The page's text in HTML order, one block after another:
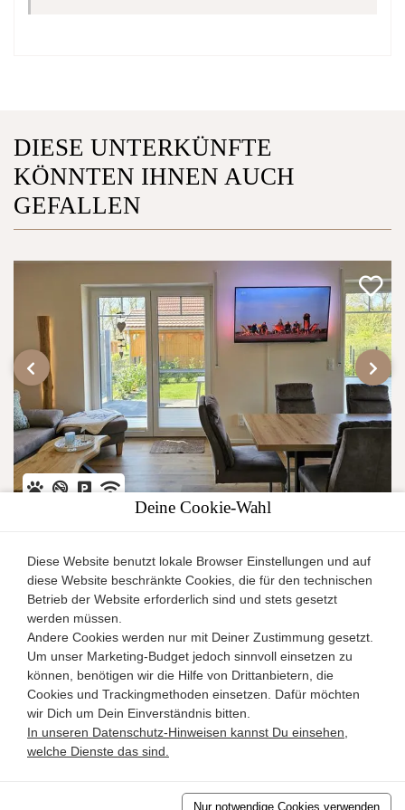
DIESE UNTERKÜNFTE
KÖNNTEN IHNEN AUCH
GEFALLEN
Rerik
Ferienhaus
12 5
Details
4.9/5 -5 Bewertungen
‹ ›
Datenschutz
Impressum
Deine Cookie-Wahl
Diese Website benutzt lokale Browser Einstellungen und auf
diese Website beschränkte Cookies, die für den technischen
Betrieb der Website erforderlich sind und stets gesetzt
werden müssen.
Andere Cookies werden nur mit Deiner Zustimmung gesetzt.
Um unser Marketing-Budget jedoch sinnvoll einsetzen zu
können, benötigen wir die Hilfe von Drittanbietern, die
Cookies und Trackingmethoden einsetzen. Dafür möchten
wir Dich um Dein Einverständnis bitten.
In unseren Datenschutz-Hinweisen kannst Du einsehen,
welche Dienste das sind.
Nur notwendige Cookies verwenden